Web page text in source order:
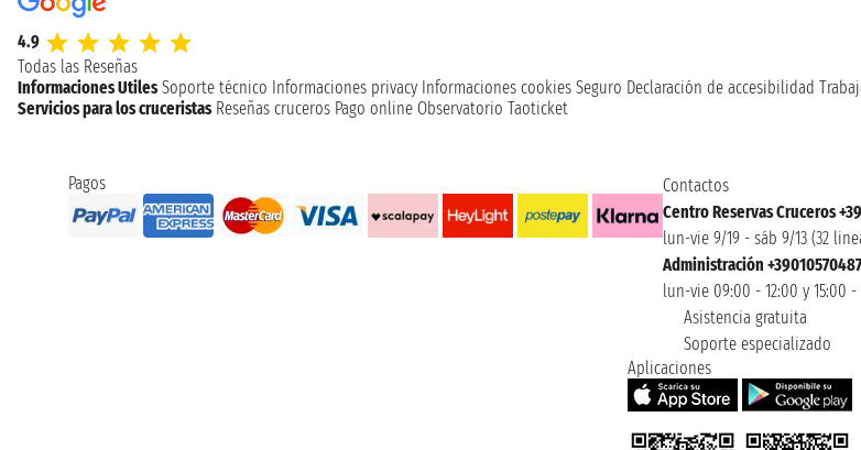
4.9
Todas las Reseñas
Informaciones Utiles Soporte técnico Informaciones privacy Informaciones cookies Seguro Declaración de accesibilidad
Servicios para los cruceristas Reseñas cruceros Pago online Observatorio Taoticket
Pagos
Contactos
Centro Reservas Cruceros
lun-vie 9/19 - sáb 9/13 (32
Administración
lun-vie 09:00 - 12:00 y 15:00 -
Asistencia gratuita
Soporte especializado
Aplicaciones